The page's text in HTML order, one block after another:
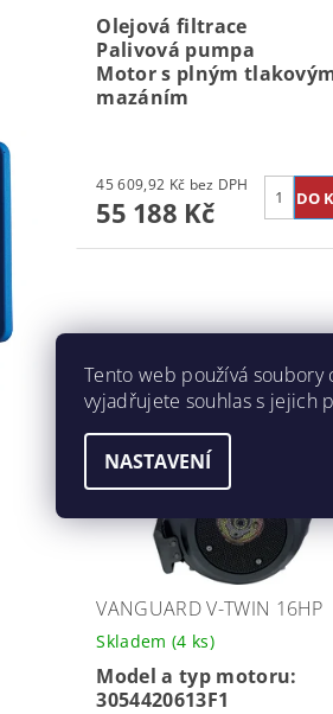
Olejová filtrace
Palivová pumpa
Motor s plným
mazáním
45 609,92 Kč bez DPH
55 188 Kč
VANGUARD V-TWIN 16HP
Skladem (4 ks)
Model a typ motoru:
3054420613F1
Tento web používá
vyjadřujete souhlas s jejich
NASTAVENÍ